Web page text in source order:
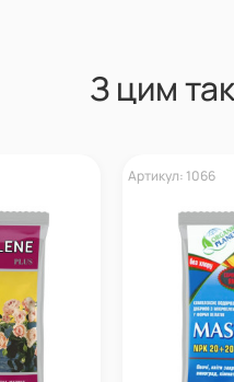
З цим
Артикул: 1066